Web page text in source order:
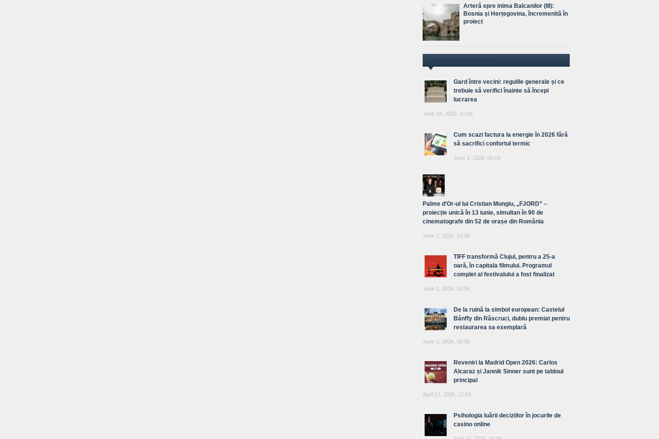
Arteră spre inima Balcanilor (III):
Bosnia și Herțegovina, încremenită în
proiect
Gard între vecini: regulile generale și ce
trebuie să verifici înainte să începi
lucrarea
June 18, 2026, 10:06
Cum scazi factura la energie în 2026 fără
să sacrifici confortul termic
June 2, 2026, 05:06
Palme d’Or-ul lui Cristian Mungiu, „FJORD” –
proiecție unică în 13 iunie, simultan în 90 de
cinematografe din 52 de orașe din România
June 1, 2026, 10:06
TIFF transformă Clujul, pentru a 25-a
oară, în capitala filmului. Programul
complet al festivalului a fost finalizat
June 1, 2026, 10:06
De la ruină la simbol european: Castelul
Bánffy din Răscruci, dublu premiat pentru
restaurarea sa exemplară
June 1, 2026, 08:06
Reveniri la Madrid Open 2026: Carlos
Alcaraz și Jannik Sinner sunt pe tabloul
principal
April 17, 2026, 12:04
Psihologia luării deciziilor în jocurile de
casino online